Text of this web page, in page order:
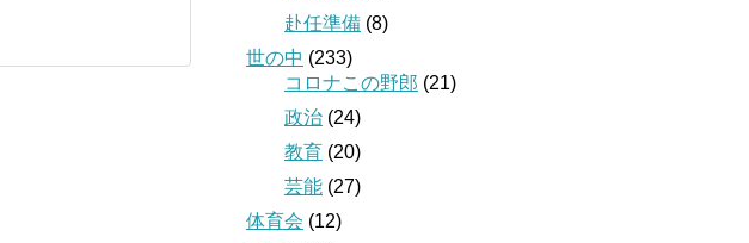
赴任準備 (8)
世の中 (233)
コロナこの野郎 (21)
政治 (24)
教育 (20)
芸能 (27)
体育会 (12)